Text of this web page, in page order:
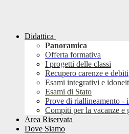
Didattica
Panoramica
Offerta formativa
I progetti delle classi
Recupero carenze e debiti
Esami integrativi e
Esami di Stato
Prove di riallineamento -
Compiti per la vacanze e
Area Riservata
Dove Siamo